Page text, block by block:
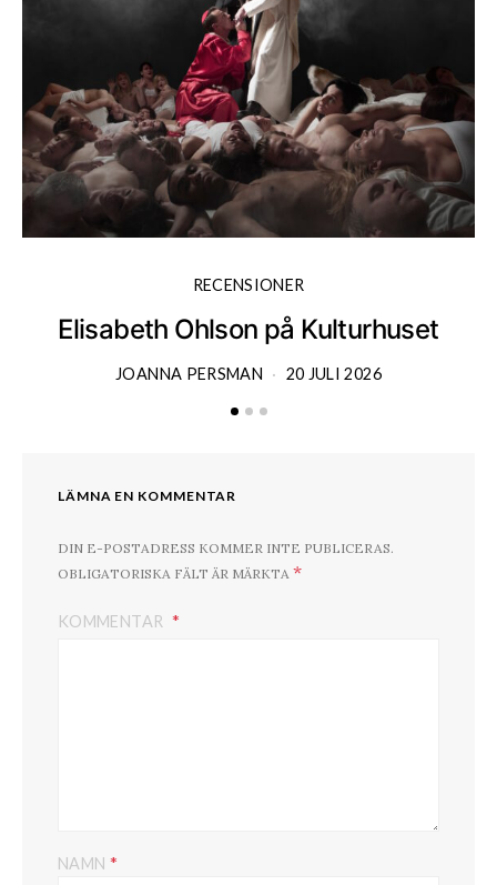
RECENSIONER
Elisabeth Ohlson på Kulturhuset
JOANNA PERSMAN 20 JULI 2026
LÄMNA EN KOMMENTAR
DIN E-POSTADRESS KOMMER INTE PUBLICERAS.
OBLIGATORISKA FÄLT ÄR MÄRKTA *
KOMMENTAR
NAMN *